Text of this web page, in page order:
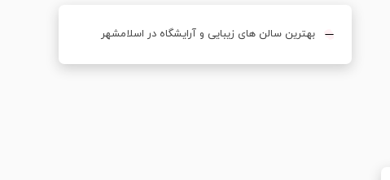
بهترین سالن های زیبایی و آرایشگاه در اسلامشهر